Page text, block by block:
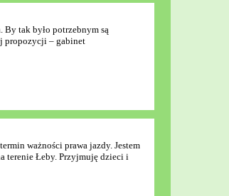
By tak było potrzebnym są
propozycji – gabinet
ważności prawa jazdy. Jestem
terenie Łeby. Przyjmuję dzieci i